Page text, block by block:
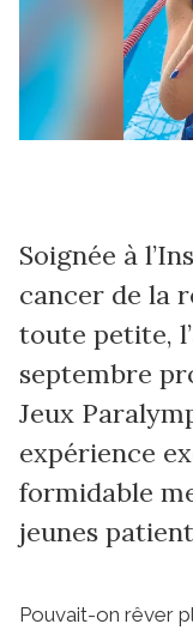
Soignée à
cancer de la
toute petite,
septembre
Jeux
expérience
formidable
jeunes
Pouvait-on rêver